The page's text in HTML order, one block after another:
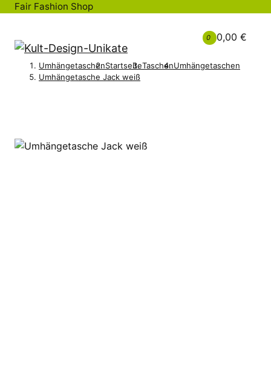
Fair Fashion Shop
0 0,00 €
UmhängetaschenStartseiteTaschenUmhängetaschen
Umhängetasche Jack weiß